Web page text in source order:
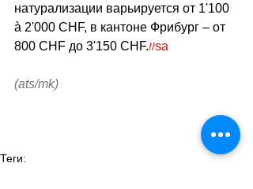
натурализации варьируется от 1'100
à 2'000 CHF, в кантоне Фрибург – от
800 CHF до 3'150 CHF.//sa
(ats/mk)
Теги: